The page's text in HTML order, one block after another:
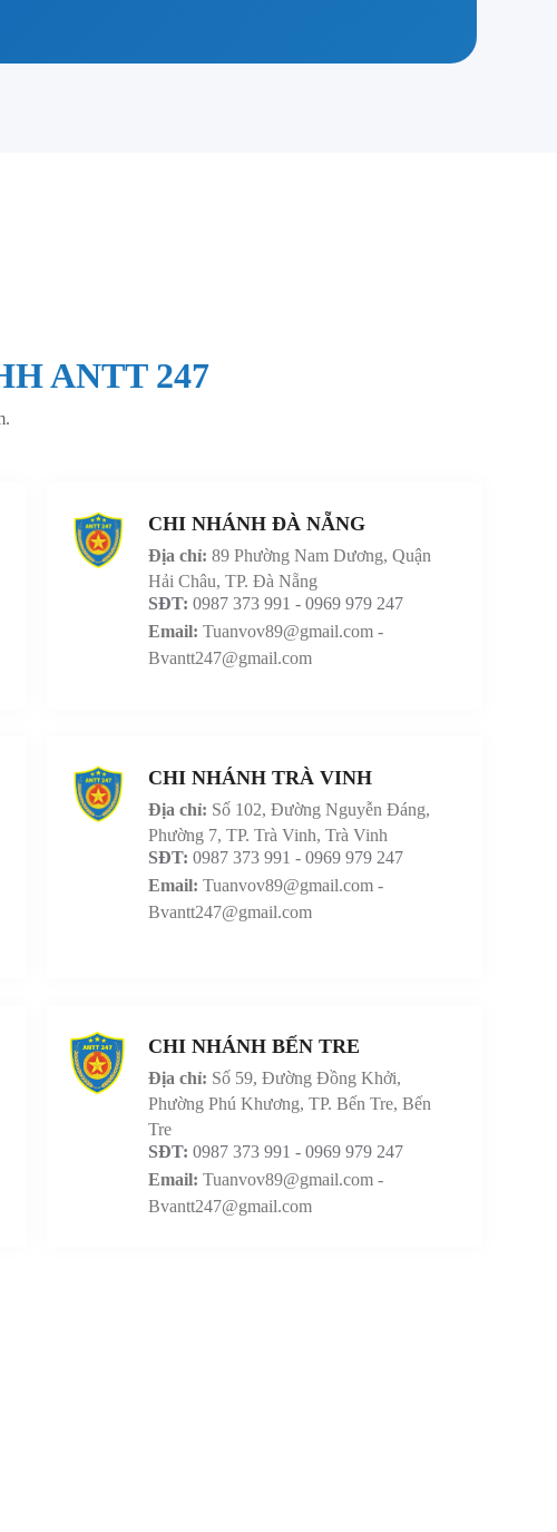
ANTT 247
CHI NHÁNH ĐÀ NẴNG
Địa chỉ: 89 Phường Nam Dương, Quận
Hải Châu, TP. Đà Nẵng
SĐT: 0987 373 991 - 0969 979 247
Email: Tuanvov89@gmail.com -
Bvantt247@gmail.com
CHI NHÁNH TRÀ VINH
Địa chỉ: Số 102, Đường Nguyễn Đáng,
Phường 7, TP. Trà Vinh, Trà Vinh
SĐT: 0987 373 991 - 0969 979 247
Email: Tuanvov89@gmail.com -
Bvantt247@gmail.com
CHI NHÁNH BẾN TRE
Địa chỉ: Số 59, Đường Đồng Khởi,
Phường Phú Khương, TP. Bến Tre, Bến
Tre
SĐT: 0987 373 991 - 0969 979 247
Email: Tuanvov89@gmail.com -
Bvantt247@gmail.com